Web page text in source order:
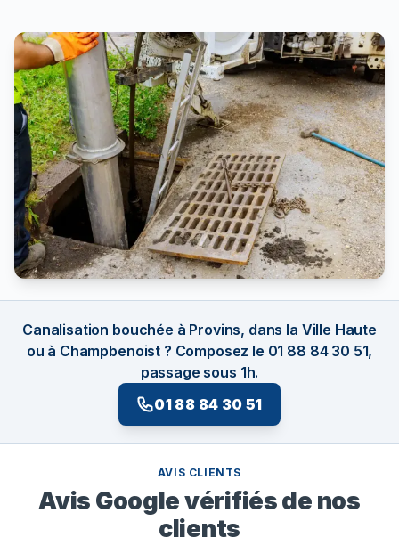
Canalisation bouchée à Provins, dans la Ville Haute
ou à Champbenoist ? Composez le 01 88 84 30 51,
passage sous 1h.
01 88 84 30 51
AVIS CLIENTS
Avis Google vérifiés de nos
clients